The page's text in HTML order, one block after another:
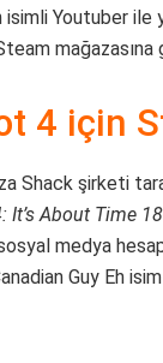
isimli Youtuber
4 için
Shack şirketi
About Time 18
medya
Guy Eh